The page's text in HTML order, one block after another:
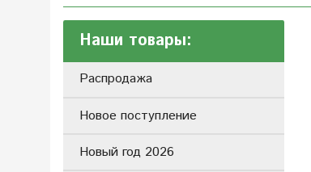
Наши товары:
Распродажа
Новое поступление
Новый год 2026